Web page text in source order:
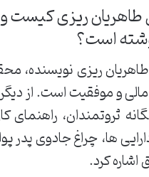
طاهریان ریزی کیست
است؟
ریزی
و موفقیت است. از دیگر
ثروتمندان، راهنمای
کرد.